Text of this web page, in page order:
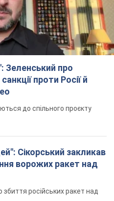
Зеленський про
проти Росії й
до спільного проєкту
Сікорський закликав
ворожих ракет над
російських ракет над